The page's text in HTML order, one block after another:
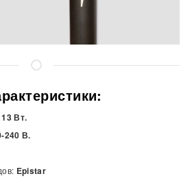
13 Вт.
240 В.
Epistar